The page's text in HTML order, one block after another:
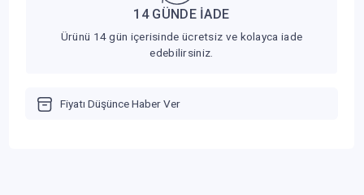
14 GÜNDE İADE
Ürünü 14 gün içerisinde ücretsiz ve kolayca iade
edebilirsiniz.
Fiyatı Düşünce Haber Ver